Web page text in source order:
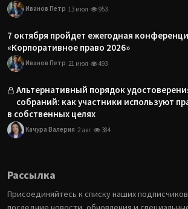
Иванов Петр 13 июл 953
7 октября пройдет ежегодная
«Корпоративное право 2026»
Иванов Петр 21 июл 493
Альтернативный порядок
собраний: как участники используют
в собственных целях
Качура Валерия 2 авг 384
Рассылка
Присоединяйтесь к списку наших